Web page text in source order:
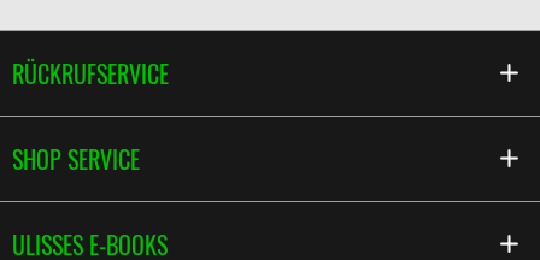
RÜCKRUFSERVICE
SHOP SERVICE
ULISSES E-BOOKS